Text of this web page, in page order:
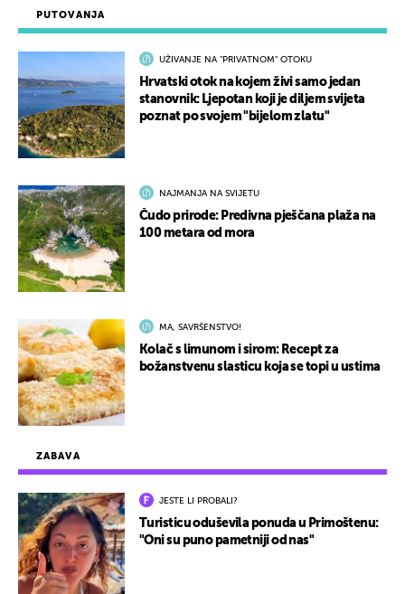
ZABAVA
JESTE LI PROBALI?
Turisticu oduševila ponuda u Primoštenu:
"Oni su puno pametniji od nas"
PUTOVANJA
UŽIVANJE NA "PRIVATNOM" OTOKU
Hrvatski otok na kojem živi samo jedan
stanovnik: Ljepotan koji je diljem svijeta
poznat po svojem "bijelom zlatu"
NAJMANJA NA SVIJETU
Čudo prirode: Predivna pješčana plaža na
100 metara od mora
MA, SAVRŠENSTVO!
Kolač s limunom i sirom: Recept za
božanstvenu slasticu koja se topi u ustima